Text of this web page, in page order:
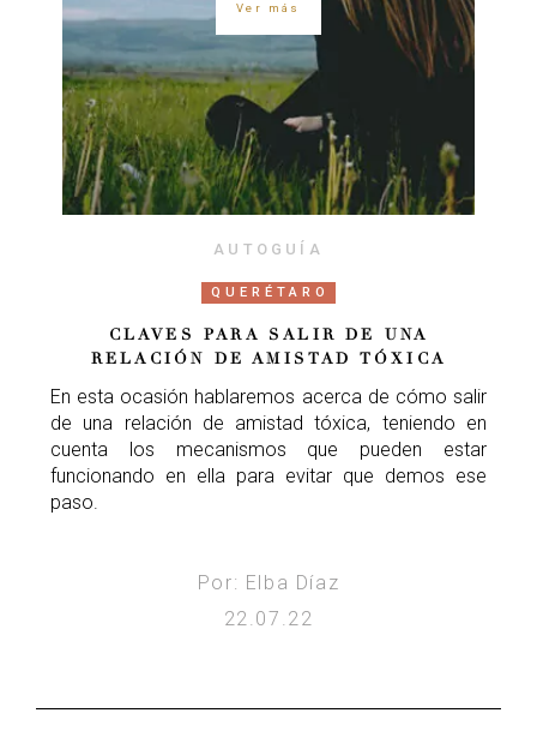
Ver más
AUTOGUÍA
QUERÉTARO
CLAVES PARA SALIR DE UNA
RELACIÓN DE AMISTAD TÓXICA
En esta ocasión hablaremos acerca de cómo salir
de una relación de amistad tóxica, teniendo en
cuenta los mecanismos que pueden estar
funcionando en ella para evitar que demos ese
paso.
Por: Elba Díaz
22.07.22